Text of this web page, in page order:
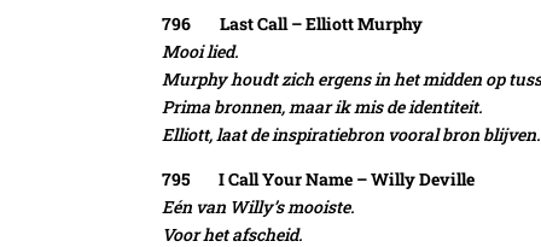
796 Last Call – Elliott Murphy
Mooi lied.
Murphy houdt zich ergens in het midden op
Prima bronnen, maar ik mis de identiteit.
Elliott, laat de inspiratiebron vooral bron blijven.
795 I Call Your Name – Willy Deville
Eén van Willy’s mooiste.
Voor het afscheid.